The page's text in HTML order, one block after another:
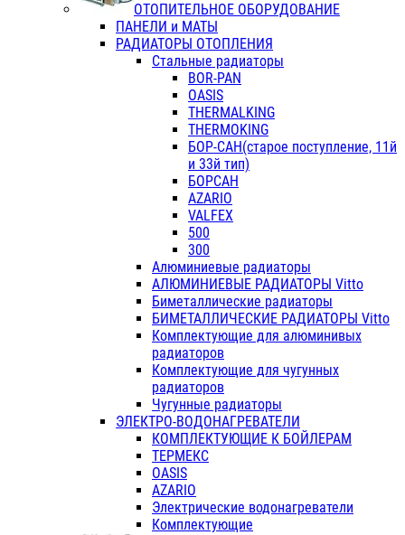
ОТОПИТЕЛЬНОЕ ОБОРУДОВАНИЕ
ПАНЕЛИ и МАТЫ
РАДИАТОРЫ ОТОПЛЕНИЯ
Стальные радиаторы
BOR-PAN
OASIS
THERMALKING
THERMOKING
БОР-САН(старое поступление, 11й
и 33й тип)
БОРСАН
AZARIO
VALFEX
500
300
Алюминиевые радиаторы
АЛЮМИНИЕВЫЕ РАДИАТОРЫ Vitto
Биметаллические радиаторы
БИМЕТАЛЛИЧЕСКИЕ РАДИАТОРЫ Vitto
Комплектующие для алюминивых
радиаторов
Комплектующие для чугунных
радиаторов
Чугунные радиаторы
ЭЛЕКТРО-ВОДОНАГРЕВАТЕЛИ
КОМПЛЕКТУЮЩИЕ К БОЙЛЕРАМ
ТЕРМЕКС
OASIS
AZARIO
Электрические водонагреватели
Комплектующие